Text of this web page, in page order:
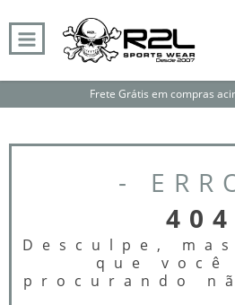
Frete Grátis em compras
-
404
Desculpe,
que você
procurando